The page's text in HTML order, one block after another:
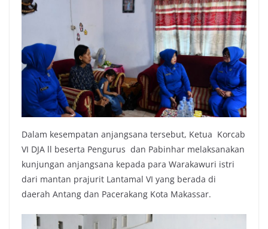
Dalam kesempatan anjangsana tersebut, Ketua Korcab
VI DJA ll beserta Pengurus dan Pabinhar melaksanakan
kunjungan anjangsana kepada para Warakawuri istri
dari mantan prajurit Lantamal VI yang berada di
daerah Antang dan Pacerakang Kota Makassar.